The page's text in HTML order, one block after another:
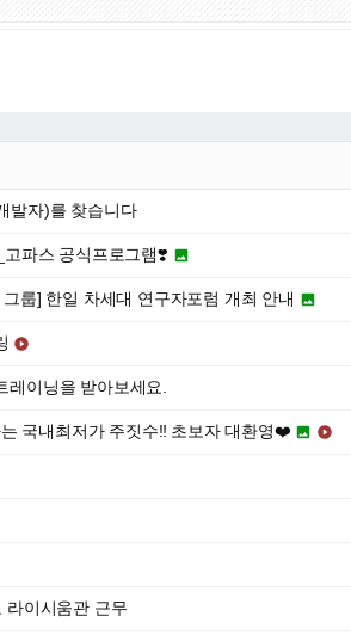
발자)를 찾습니다
파스 공식프로그램❣️ 
룹] 한일 차세대 연구자포럼 개최 안내 

이닝을 받아보세요.
국내최저가 주짓수‼️ 초보자 대환영❤️  
라이시움관 근무